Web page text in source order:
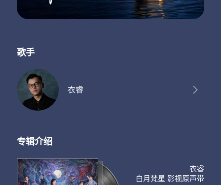
歌手
衣睿
专辑介绍
衣睿
白月梵星 影视原声带